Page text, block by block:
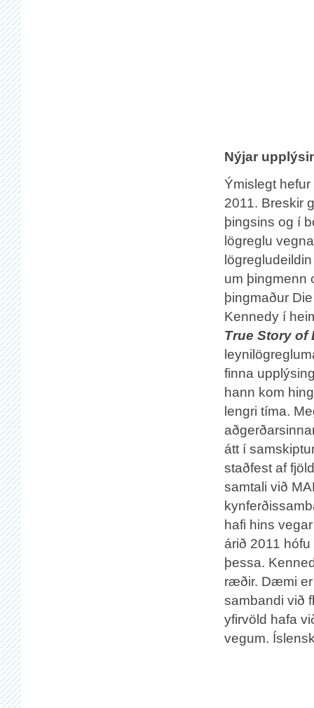
Nýjar
Ýmislegt
2011. Breskir
þingsins og í
lögreglu
um þingmenn
þingmaður
Kennedy í
True Story of
finna
hann kom
lengri tíma.
átt í
staðfest af
samtali við
hafi hins
árið 2011
þessa.
ræðir. Dæmi er
sambandi við
yfirvöld hafa
vegum.